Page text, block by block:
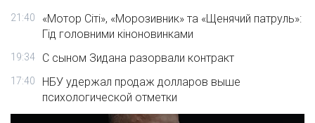
21:40
«Мотор Сіті», «Морозивник» та «Щенячий патруль»:
Гід головними кіноновинками
19:34 С сыном Зидана разорвали контракт
17:40
НБУ удержал продаж долларов выше
психологической отметки